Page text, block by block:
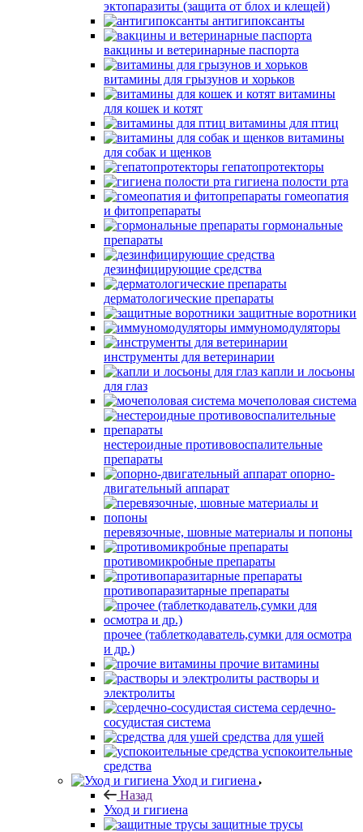
эктопаразиты (защита от блох и клещей)
антигипоксанты
вакцины и ветеринарные паспорта
витамины для грызунов и хорьков
витамины
для кошек и котят
витамины для птиц
витамины
для собак и щенков
гепатопротекторы
гигиена полости рта
гомеопатия
и фитопрепараты
гормональные
препараты
дезинфицирующие средства
дерматологические препараты
защитные воротники
иммуномодуляторы
инструменты для ветеринарии
капли и лосьоны
для глаз
мочеполовая система
нестероидные противовоспалительные
препараты
опорно-
двигательный аппарат
перевязочные, шовные материалы и попоны
противомикробные препараты
противопаразитарные препараты
прочее (таблеткодаватель,сумки для осмотра
и др.)
прочие витамины
растворы и
электролиты
сердечно-
сосудистая система
средства для ушей
успокоительные
средства
Уход и гигиена
Назад
Уход и гигиена
защитные трусы